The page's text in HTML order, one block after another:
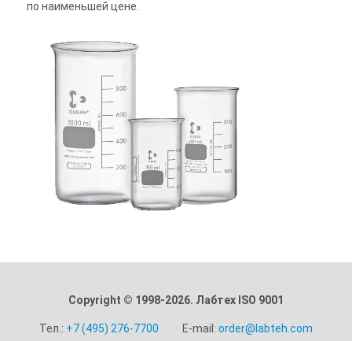
по наименьшей цене.
Copyright © 1998-2026. Лабтех ISO 9001
Тел.: +7 (495) 276-7700 E-mail: order@labteh.com